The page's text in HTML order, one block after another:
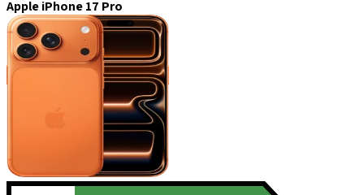
Apple iPhone 17 Pro